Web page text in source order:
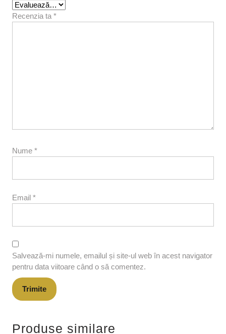
Recenzia ta *
Nume *
Email *
Salvează-mi numele, emailul și site-ul web în acest navigator
pentru data viitoare când o să comentez.
Produse similare